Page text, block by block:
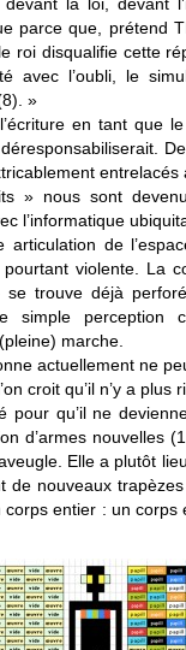
la loi, devant
parce que, prétend
roi disqualifie cette
avec l’oubli, le
»
en tant que
» nous sont
l’informatique
articulation de
violente. La
se trouve déjà
simple perception
marche.
actuellement ne
croit qu’il n’y a plus
pour qu’il ne
d’armes nouvelles
Elle a plutôt
de nouveaux
corps entier : un